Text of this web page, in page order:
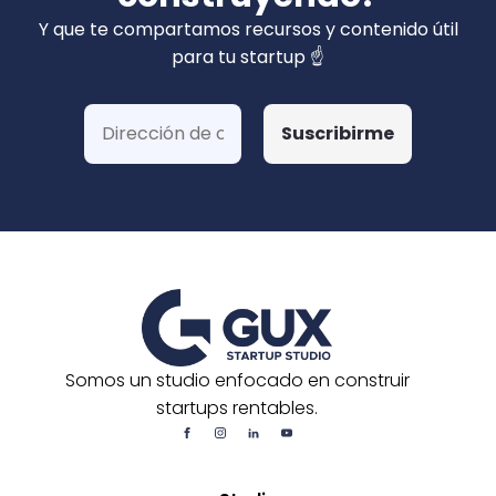
privados). Hemos ganado más de 15 fondos
de Corfo y 3 Startups Chile, además de otras
postulaciones o convocatorias.
Y que te compartamos recursos y contenido útil
para tu startup ☝️
Somos un studio enfocado en construir
startups rentables.